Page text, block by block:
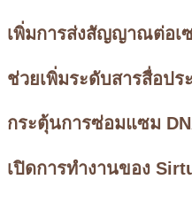
เพิ่มการส่งสัญญาณต่อเ
ช่วยเพิ่มระดับสารสื่อปร
กระตุ้นการซ่อมแซม
เปิดการทำงานของ